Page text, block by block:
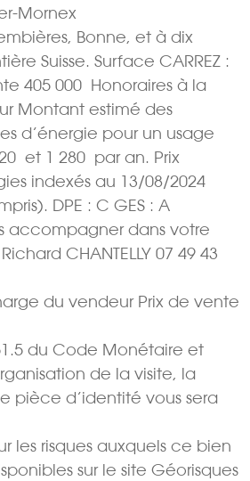
Mornex
Bonne, et à dix
Suisse. Surface CARREZ :
405 000  Honoraires à la
Montant estimé des
d’énergie pour un usage
 et 1 280  par an. Prix
indexés au 13/08/2024
DPE : C GES : A
accompagner dans votre
CHANTELLY 07 49 43
du vendeur Prix de vente
du Code Monétaire et
de la visite, la
pièce d’identité vous sera
les risques auxquels ce bien
sur le site Géorisques